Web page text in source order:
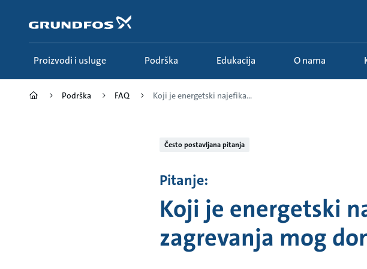
Proizvodi i usluge Podrška Edukacija O nama
Podrška FAQ Koji je energetski najefika...
Često postavljana pitanja
Pitanje:
Koji je energetski
zagrevanja mog